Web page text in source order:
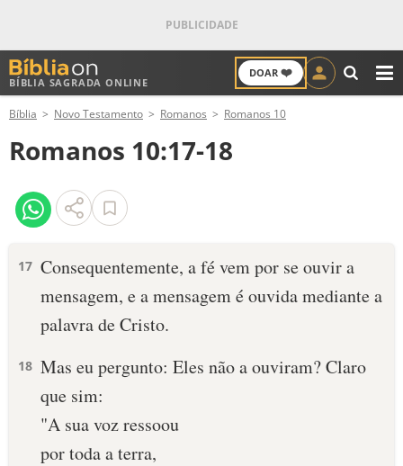
BÍBLIA SAGRADA ONLINE
DOAR ❤️
ANTIGO TESTAMENTO
NOVO TESTAMENTO
VERSÍCULOS
PALAVRA DO DIA
DEVOCIONAL DIÁRIO
10 MANDAMENTOS
Bíblia Novo Testamento Romanos Romanos 10
Romanos 10:17-18
17 Consequentemente, a fé vem por se ouvir a
mensagem, e a mensagem é ouvida mediante a
palavra de Cristo.
18 Mas eu pergunto: Eles não a ouviram? Claro
que sim:
"A sua voz ressoou
por toda a terra,